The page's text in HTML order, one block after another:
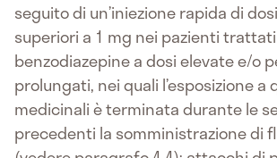
seguito di un’iniezione rapida di
superiori a 1 mg nei pazienti
benzodiazepine a dosi elevate e/o
prolungati, nei quali l’esposizione a
medicinali è terminata durante le
precedenti la somministrazione di